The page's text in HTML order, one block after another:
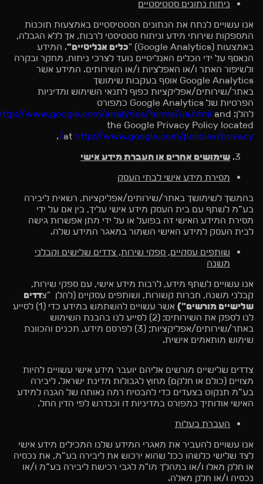
ניתוח נתונים סטטיסטיים
אנו עשויים לנתח את הנתונים הסטטיסטיים באמצעות תוכנות
המספקות שירותי מידע וניתוח סטטיסטי לרבות, אך ללא הגבלה,
באמצעות (Google Analytics) "
כלים אנליטיים". המידע
הנאסף על ידי הכלים האנליטיים נועד לצרכי ניתוח, מחקר ובקרה
ולשיפור האתר ו/או האפלציות ו/או השירותים. המידע אשר
Google Analytics אוסף בעקבות שימושך
באתר/שירותים/אפליקציות כפוף לתנאי השימוש ומדיניות
הפרטיות של Google Analytics כמפורט
להלן:
www.google.com/analytics/terms/us.html and
the Google Privacy Policy located
at http://www.google.com/policies/privacy/
.
שימושים אחרים או העברת מידע אישי
מסירת מידע אישי לבתי העסק
בהמשך לשימושך באתר/שירותים/אפליקציות, רשאית ליבירה
בע”מ לשתף עם בית העסק מידע אישי עליך, בין אם על ידי
מסירת המידע האישי זה בפועל או על ידי מתן אפשרות גישה
לבית העסק למידע האישי השמור במאגר המידע שלה.
שותפים עסקיים, ספקי שירות, צדדים שלישים וקבלני
משנה
אנו עשויים לשתף מידע, לרבות מידע אישי, עם ספקי שירות,
קבלני משנה, חברות קשורות, ושותפים עסקיים (להלן "צדדים
שלישיים מורשים")
אשר עשויים להשתמש במידע כדי (1) לסייע
לנו לספק את השירותים; (2) לסייע לנו בהבנת השימוש
באתר/שירותים/אפליקציות; (3) לפרסם מידע, תכנים והכוונת
שימוש מותאמים אישית.
צדדים שלישיים מורשים אליהם יועבר מידע אישי עשויים להיות
מצויים (כולם או חלקם) מחוץ לגבולות מדינת ישראל. ליבירה
בע”מ תנקוט בצעדים כדי להבטיח רמה נאותה של הגנה למידע
האישי אודותיך כמפורט במדיניות זו וכנדרש לפי הדין החל.
העברת בעלות
אנו עשויים להעביר את מאגרי המידע שלנו המכילים מידע אישי
לצד שלישי כלשהו ככל שהוא ירכוש את ליבירה בע”מ, את נכסיה
או חלק מאלו ו/או במהלך מו"מ לגבי רכישת ליבירה בע”מ ו/או
נכסיה ו/או חלק מאלה.